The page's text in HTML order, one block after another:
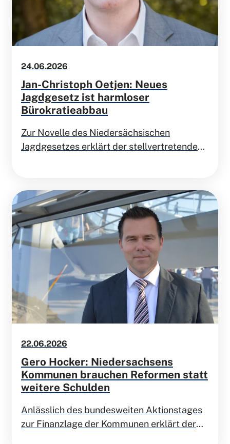
24.06.2026
Jan-Christoph Oetjen: Neues
Jagdgesetz ist harmloser
Bürokratieabbau
Zur Novelle des Niedersächsischen
Jagdgesetzes erklärt der stellvertretende
Europäischen Parlament Jan-Christoph
Oetjen MdEP:
22.06.2026
Gero Hocker: Niedersachsens
Kommunen brauchen Reformen statt
weitere Schulden
Anlässlich des bundesweiten Aktionstages
zur Finanzlage der Kommunen erklärt der